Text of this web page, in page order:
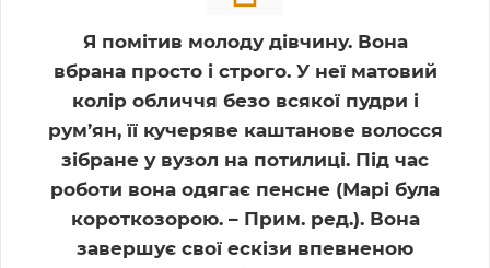
Я помітив молоду дівчину. Вона
вбрана просто і строго. У неї матовий
колір обличчя безо всякої пудри і
рум’ян, її кучеряве каштанове волосся
зібране у вузол на потилиці. Під час
роботи вона одягає пенсне (Марі була
короткозорою. – Прим. ред.). Вона
завершує свої ескізи впевненою